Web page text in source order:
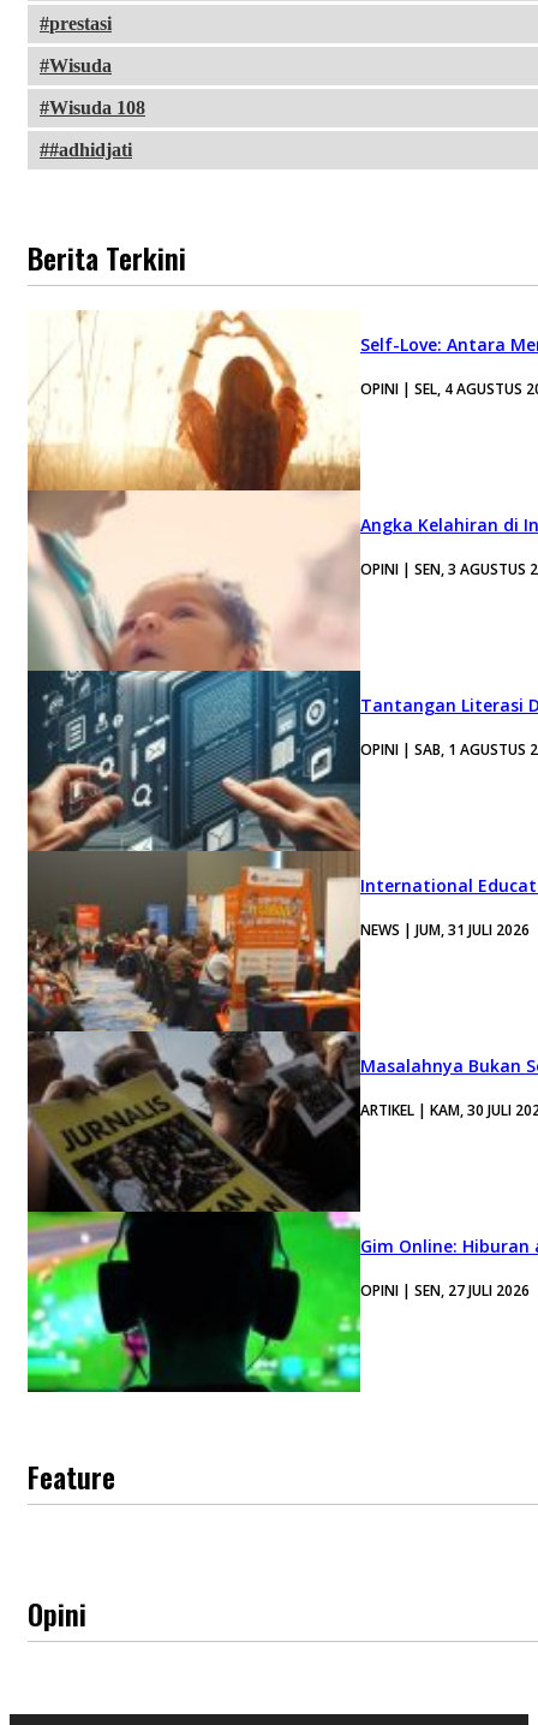
prestasi
Wisuda
Wisuda 108
#adhidjati
Berita Terkini
Self-Love: Antara
OPINI | SEL, 4 AGUSTUS
Angka Kelahiran di
OPINI | SEN, 3 AGUSTUS
Tantangan Literasi
OPINI | SAB, 1 AGUSTUS
International
NEWS | JUM, 31 JULI 2026
Masalahnya Bukan
ARTIKEL | KAM, 30 JULI
Gim Online:
OPINI | SEN, 27 JULI 2026
Feature
Opini